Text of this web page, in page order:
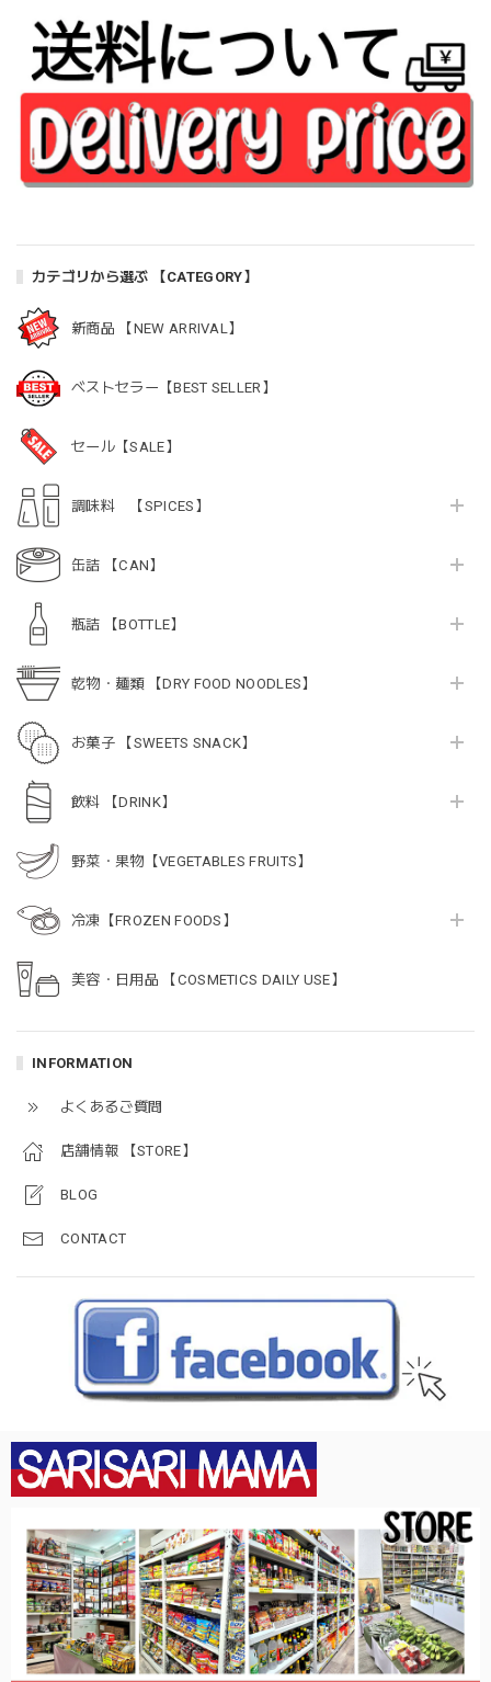
カテゴリから選ぶ 【CATEGORY】
新商品 【NEW ARRIVAL】
ベストセラー【BEST SELLER】
セール【SALE】
調味料 【SPICES】
缶詰 【CAN】
瓶詰 【BOTTLE】
乾物・麺類 【DRY FOOD NOODLES】
お菓子 【SWEETS SNACK】
飲料 【DRINK】
野菜・果物【VEGETABLES FRUITS】
冷凍【FROZEN FOODS】
美容・日用品 【COSMETICS DAILY USE】
INFORMATION
よくあるご質問
店舗情報 【STORE】
BLOG
CONTACT